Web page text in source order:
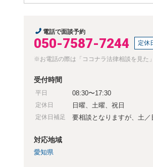
電話で面談予約
050-7587-7244 定休
※お電話の際は「ココナラ法律相談を見た
受付時間
平日 08:30〜17:30
定休日 日曜、土曜、祝日
定休日補足 要相談となりますが、土
対応地域
愛知県